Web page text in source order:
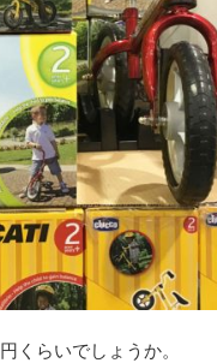
くらいでしょうか。